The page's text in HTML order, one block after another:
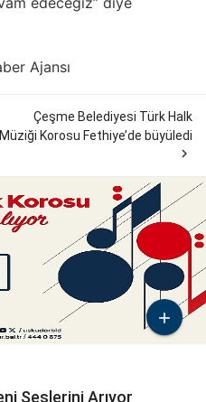
Ajansı
Çeşme Belediyesi Türk Halk
Müziği Korosu Fethiye’de büyüledi


Seslerini Arıyor